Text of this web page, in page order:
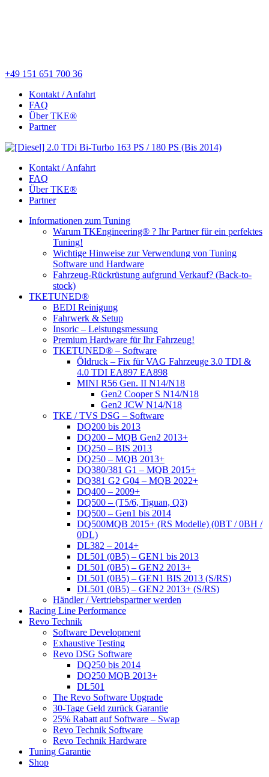
+49 151 651 700 36
Kontakt / Anfahrt
FAQ
Über TKE®
Partner
Kontakt / Anfahrt
FAQ
Über TKE®
Partner
Informationen zum Tuning
Warum TKEngineering® ? Ihr Partner für ein perfektes
Tuning!
Wichtige Hinweise zur Verwendung von Tuning
Software und Hardware
Fahrzeug-Rückrüstung aufgrund Verkauf? (Back-to-
stock)
TKETUNED®
BEDI Reinigung
Fahrwerk & Setup
Insoric – Leistungsmessung
Premium Hardware für Ihr Fahrzeug!
TKETUNED® – Software
Öldruck – Fix für VAG Fahrzeuge 3.0 TDI &
4.0 TDI EA897 EA898
MINI R56 Gen. II N14/N18
Gen2 Cooper S N14/N18
Gen2 JCW N14/N18
TKE / TVS DSG – Software
DQ200 bis 2013
DQ200 – MQB Gen2 2013+
DQ250 – BIS 2013
DQ250 – MQB 2013+
DQ380/381 G1 – MQB 2015+
DQ381 G2 G04 – MQB 2022+
DQ400 – 2009+
DQ500 – (T5/6, Tiguan, Q3)
DQ500 – Gen1 bis 2014
DQ500MQB 2015+ (RS Modelle) (0BT / 0BH /
0DL)
DL382 – 2014+
DL501 (0B5) – GEN1 bis 2013
DL501 (0B5) – GEN2 2013+
DL501 (0B5) – GEN1 BIS 2013 (S/RS)
DL501 (0B5) – GEN2 2013+ (S/RS)
Händler / Vertriebspartner werden
Racing Line Performance
Revo Technik
Software Development
Exhaustive Testing
Revo DSG Software
DQ250 bis 2014
DQ250 MQB 2013+
DL501
The Revo Software Upgrade
30-Tage Geld zurück Garantie
25% Rabatt auf Software – Swap
Revo Technik Software
Revo Technik Hardware
Tuning Garantie
Shop